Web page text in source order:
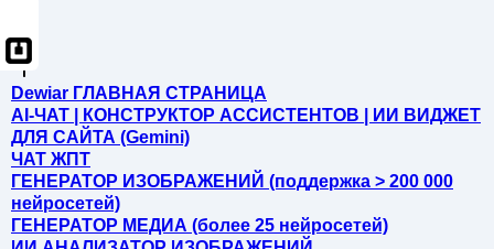
Dewiar ГЛАВНАЯ СТРАНИЦА
AI-ЧАТ | КОНСТРУКТОР АССИСТЕНТОВ | ИИ ВИДЖЕТ
ДЛЯ САЙТА (Gemini)
ЧАТ ЖПТ
ГЕНЕРАТОР ИЗОБРАЖЕНИЙ (поддержка > 200 000
нейросетей)
ГЕНЕРАТОР МЕДИА (более 25 нейросетей)